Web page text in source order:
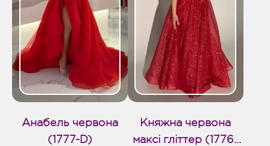
Анабель червона
(1777-D)
Княжна червона
максі гліттер (1776-